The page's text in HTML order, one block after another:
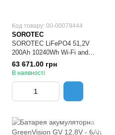
Код товару: 00-00079444
SOROTEC
SOROTEC LiFePO4 51,2V
200Ah 10240Wh Wi-Fi and
Bluetooth настінна
Акумуляторна батарея
63 671.00 грн
В наявності